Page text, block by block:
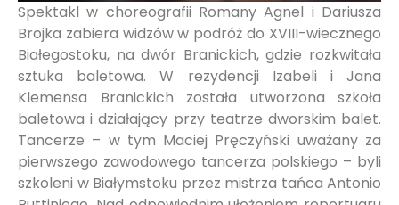
Spektakl w choreografii Romany Agnel i Dariusza
Brojka zabiera widzów w podróż do XVIII-wiecznego
Białegostoku, na dwór Branickich, gdzie rozkwitała
sztuka baletowa. W rezydencji Izabeli i Jana
Klemensa Branickich została utworzona szkoła
baletowa i działający przy teatrze dworskim balet.
Tancerze – w tym Maciej Pręczyński uważany za
pierwszego zawodowego tancerza polskiego – byli
szkoleni w Białymstoku przez mistrza tańca Antonio